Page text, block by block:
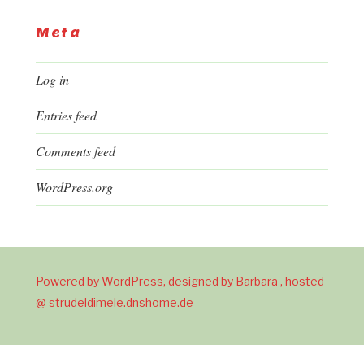
Meta
Log in
Entries feed
Comments feed
WordPress.org
Powered by WordPress, designed by Barbara , hosted
@ strudeldimele.dnshome.de